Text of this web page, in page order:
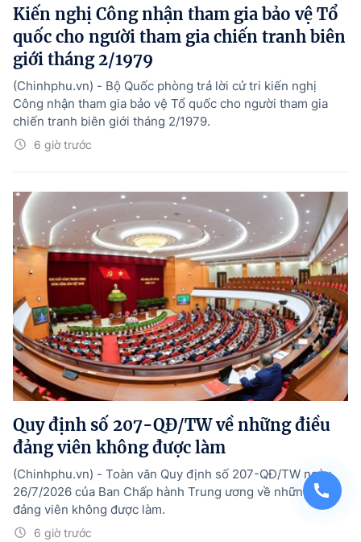
Kiến nghị Công nhận tham gia bảo vệ Tổ
quốc cho người tham gia chiến tranh biên
giới tháng 2/1979
6 giờ trước
(Chinhphu.vn) - Bộ Quốc phòng trả lời cử tri kiến nghị
Công nhận tham gia bảo vệ Tổ quốc cho người tham gia
chiến tranh biên giới tháng 2/1979.
Quy định số 207-QĐ/TW về những điều
đảng viên không được làm
6 giờ trước
(Chinhphu.vn) - Toàn văn Quy định số 207-QĐ/TW ngày
26/7/2026 của Ban Chấp hành Trung ương về những điều
đảng viên không được làm.